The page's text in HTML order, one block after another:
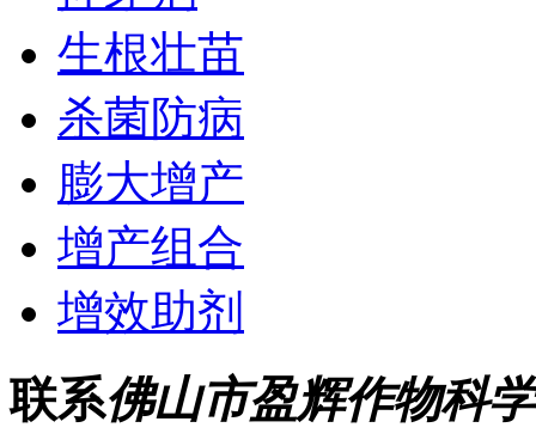
生根壮苗
杀菌防病
膨大增产
增产组合
增效助剂
联系佛山市盈辉作物科